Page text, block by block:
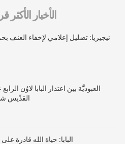
الأخبار الأكثر
نيجيريا: تضليل إعلامي لإخفاء العنف
العبوديَّة بين اعتذار البابا لاوُن
القدِّيس
البابا: حياة الله قادرة على